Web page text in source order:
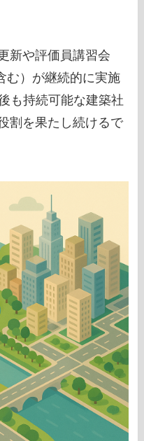
新や評価員講習会
む）が継続的に実施
も持続可能な建築社
割を果たし続けるで